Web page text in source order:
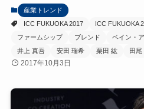
産業トレンド
ICC FUKUOKA 2017
ICC FUKUOKA
ファームシップ
ブレンド
ベイン・
井上 真吾
安田 瑞希 栗田 紘 田尾
2017年10月3日